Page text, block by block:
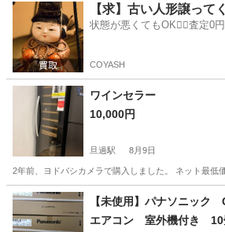
福岡 福岡市 吉塚駅 テレビ
【求】古い人形譲って
状態が悪くてもOK🙆‍♀️査定0
COYASH
ワインセラー
10,000円
旦過駅 8月9日
2年前、ヨドバシカメラで購入しました。 ネット最低
福岡 北九州市 旦過駅 キッチン家電
【未使用】パナソニック
エアコン 室外機付き